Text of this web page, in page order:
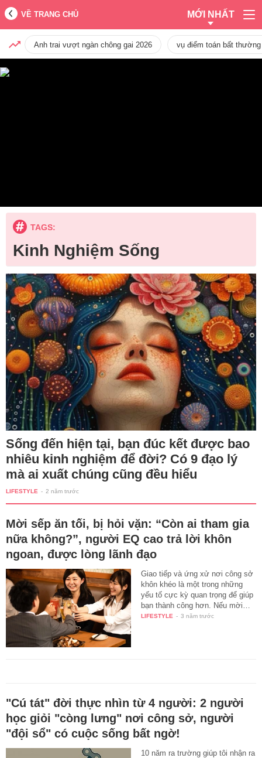
VỀ TRANG CHỦ MỚI NHẤT
Anh trai vượt ngàn chông gai 2026 vụ điểm toán bất
TAGS:
Kinh Nghiệm Sống
Sống đến hiện tại, bạn đúc kết được bao
nhiêu kinh nghiệm để đời? Có 9 đạo lý
mà ai xuất chúng cũng đều hiểu
LIFESTYLE - 2 năm trước
Mời sếp ăn tối, bị hỏi vặn: “Còn ai tham gia
nữa không?”, người EQ cao trả lời khôn
ngoan, được lòng lãnh đạo
Giao tiếp và ứng xử nơi công sở
khôn khéo là một trong những
yếu tố cực kỳ quan trọng để giúp
bạn thành công hơn. Nếu mời…
LIFESTYLE - 3 năm trước
"Cú tát" đời thực nhìn từ 4 người: 2 người
học giỏi "còng lưng" nơi công sở, người
"đội sổ" có cuộc sống bất ngờ!
10 năm ra trường giúp tôi nhận ra